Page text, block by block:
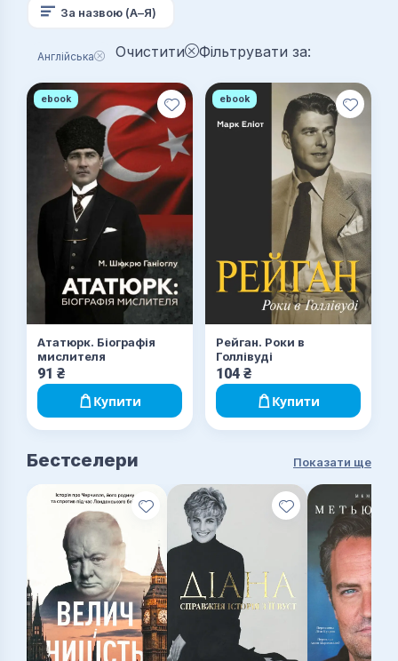
За назвою (А–Я)
Англійська Очистити Фільтрувати за:
ebook
Ататюрк. Біографія
мислителя
91 ₴
Купити
ebook
Рейган. Роки в
Голлівуді
104 ₴
Купити
Бестселери Показати ще